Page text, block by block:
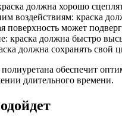
должна хорошо
воздействиям: краска
поверхность может
краска должна быстро
должна сохранять
обеспечит
длительного времени.